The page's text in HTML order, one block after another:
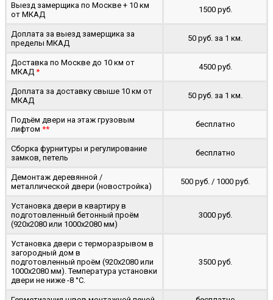
Выезд замерщика по Москве + 10 км
от МКАД
1500 руб.
Доплата за выезд замерщика за
пределы МКАД
50 руб. за 1 км.
Доставка по Москве до 10 км от
МКАД *
4500 руб.
Доплата за доставку свыше 10 км от
МКАД
50 руб. за 1 км.
Подъём двери на этаж грузовым
лифтом **
бесплатно
Сборка фурнитуры и регулирование
замков, петель
бесплатно
Демонтаж деревянной /
металлической двери (новостройка)
500 руб. / 1000 руб.
Установка двери в квартиру в
подготовленный бетонный проём
(920x2080 или 1000x2080 мм)
3000 руб.
Установка двери с терморазрывом в
загородный дом в
подготовленный проём (920x2080 или
1000x2080 мм). Температура установки
двери не ниже -8 °C.
3500 руб.